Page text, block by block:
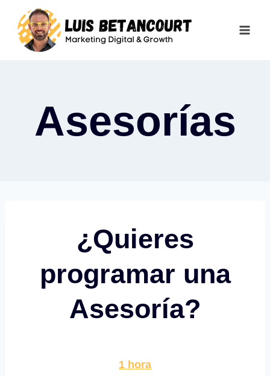
contenido
Asesorías
¿Quieres
programar una
Asesoría?
1 hora